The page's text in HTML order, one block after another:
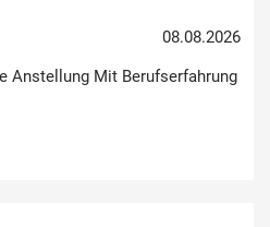
08.08.2026
Anstellung Mit Berufserfahrung